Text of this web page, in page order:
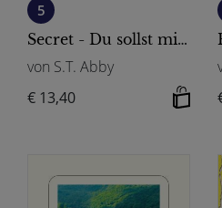
5
Secret - Du sollst mich fürchten
von S.T. Abby
€ 13,40